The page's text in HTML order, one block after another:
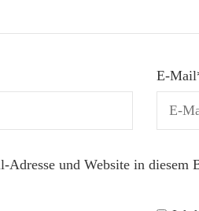
E-Mail
Adresse und Website in diesem